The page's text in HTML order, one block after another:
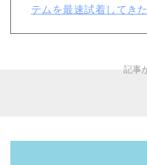
テムを最速試着してきた